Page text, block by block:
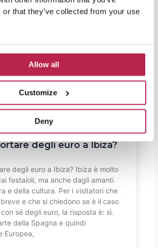
or that they’ve collected from your use
Allow all
Customize
Deny
degli euro a Ibiza?
degli euro a Ibiza? Ibiza è molto
festaioli, ma anche dagli amanti
e della cultura. Per i visitatori che
e che si chiedono se è il caso
sé degli euro, la risposta è: sì.
della Spagna e quindi
Europea,